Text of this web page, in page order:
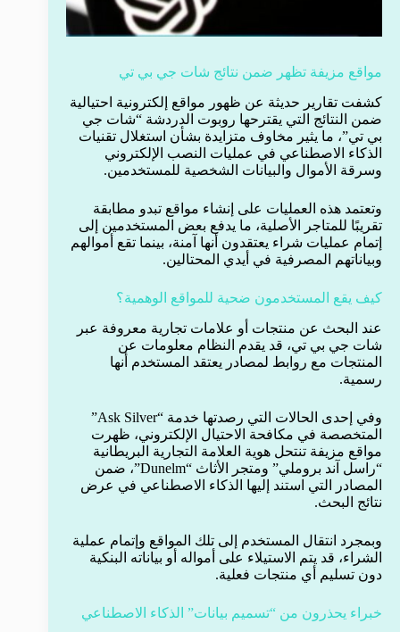
مواقع مزيفة تظهر ضمن نتائج شات جي بي تي
كشفت تقارير حديثة عن ظهور مواقع إلكترونية احتيالية
ضمن النتائج التي يقترحها روبوت الدردشة “شات جي
بي تي”، ما يثير مخاوف متزايدة بشأن استغلال تقنيات
الذكاء الاصطناعي في عمليات النصب الإلكتروني
وسرقة الأموال والبيانات الشخصية للمستخدمين.
وتعتمد هذه العمليات على إنشاء مواقع تبدو مطابقة
تقريبًا للمتاجر الأصلية، ما يدفع بعض المستخدمين إلى
إتمام عمليات شراء يعتقدون أنها آمنة، بينما تقع أموالهم
وبياناتهم المصرفية في أيدي المحتالين.
كيف يقع المستخدمون ضحية للمواقع الوهمية؟
عند البحث عن منتجات أو علامات تجارية معروفة عبر
شات جي بي تي، قد يقدم النظام معلومات عن
المنتجات مع روابط لمصادر يعتقد المستخدم أنها
رسمية.
وفي إحدى الحالات التي رصدتها خدمة “Ask Silver”
المتخصصة في مكافحة الاحتيال الإلكتروني، ظهرت
مواقع مزيفة تنتحل هوية العلامة التجارية البريطانية
“راسل آند بروملي” ومتجر الأثاث “Dunelm”، ضمن
المصادر التي استند إليها الذكاء الاصطناعي في عرض
نتائج البحث.
وبمجرد انتقال المستخدم إلى تلك المواقع وإتمام عملية
الشراء، قد يتم الاستيلاء على أمواله أو بياناته البنكية
دون تسليم أي منتجات فعلية.
خبراء يحذرون من “تسميم بيانات” الذكاء الاصطناعي